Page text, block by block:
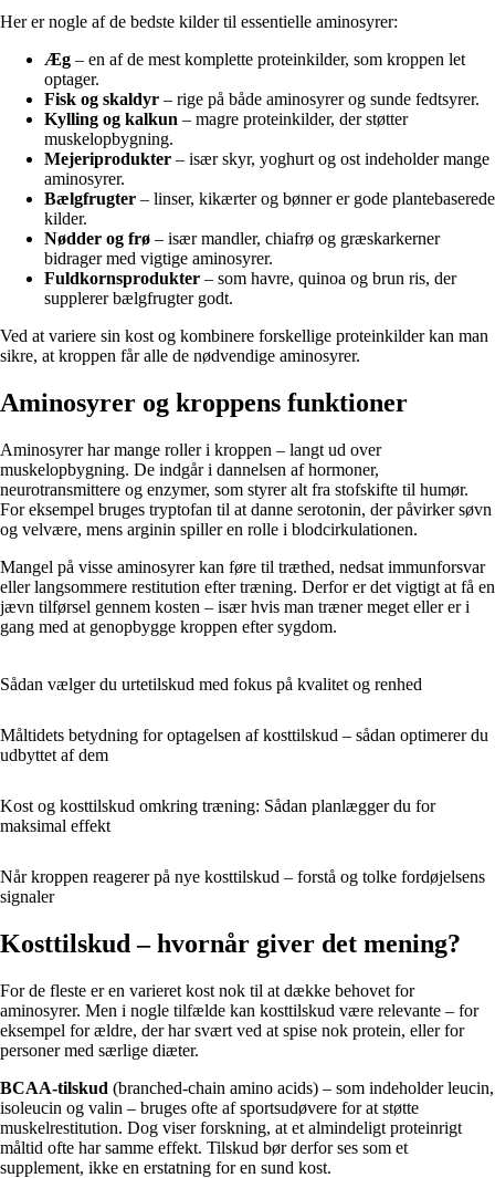
Her er nogle af de bedste kilder til essentielle aminosyrer:
Æg – en af de mest komplette proteinkilder, som kroppen let
optager.
Fisk og skaldyr – rige på både aminosyrer og sunde fedtsyrer.
Kylling og kalkun – magre proteinkilder, der støtter
muskelopbygning.
Mejeriprodukter – især skyr, yoghurt og ost indeholder mange
aminosyrer.
Bælgfrugter – linser, kikærter og bønner er gode plantebaserede
kilder.
Nødder og frø – især mandler, chiafrø og græskarkerner
bidrager med vigtige aminosyrer.
Fuldkornsprodukter – som havre, quinoa og brun ris, der
supplerer bælgfrugter godt.
Ved at variere sin kost og kombinere forskellige proteinkilder kan man
sikre, at kroppen får alle de nødvendige aminosyrer.
Aminosyrer og kroppens funktioner
Aminosyrer har mange roller i kroppen – langt ud over
muskelopbygning. De indgår i dannelsen af hormoner,
neurotransmittere og enzymer, som styrer alt fra stofskifte til humør.
For eksempel bruges tryptofan til at danne serotonin, der påvirker søvn
og velvære, mens arginin spiller en rolle i blodcirkulationen.
Mangel på visse aminosyrer kan føre til træthed, nedsat immunforsvar
eller langsommere restitution efter træning. Derfor er det vigtigt at få en
jævn tilførsel gennem kosten – især hvis man træner meget eller er i
gang med at genopbygge kroppen efter sygdom.
Sådan vælger du urtetilskud med fokus på kvalitet og renhed
Måltidets betydning for optagelsen af kosttilskud – sådan optimerer du
udbyttet af dem
Kost og kosttilskud omkring træning: Sådan planlægger du for
maksimal effekt
Når kroppen reagerer på nye kosttilskud – forstå og tolke fordøjelsens
signaler
Kosttilskud – hvornår giver det mening?
For de fleste er en varieret kost nok til at dække behovet for
aminosyrer. Men i nogle tilfælde kan kosttilskud være relevante – for
eksempel for ældre, der har svært ved at spise nok protein, eller for
personer med særlige diæter.
BCAA-tilskud (branched-chain amino acids) – som indeholder leucin,
isoleucin og valin – bruges ofte af sportsudøvere for at støtte
muskelrestitution. Dog viser forskning, at et almindeligt proteinrigt
måltid ofte har samme effekt. Tilskud bør derfor ses som et
supplement, ikke en erstatning for en sund kost.